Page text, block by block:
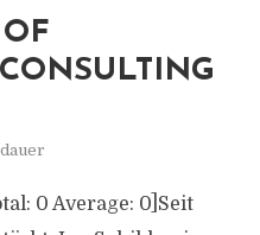
0 Average: 0]Seit